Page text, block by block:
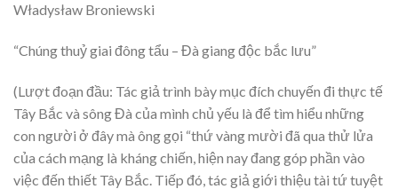
Władysław Broniewski
“Chúng thuỷ giai đông tẩu – Đà giang độc bắc lưu”
(Lượt đoạn đầu: Tác giả trình bày mục đích chuyến đi thực tế
Tây Bắc và sông Đà của mình chủ yếu là để tìm hiểu những
con người ở đây mà ông gọi “thứ vàng mười đã qua thử lửa
của cách mạng là kháng chiến, hiện nay đang góp phần vào
việc đến thiết Tây Bắc. Tiếp đó, tác giả giới thiệu tài tứ tuyệt